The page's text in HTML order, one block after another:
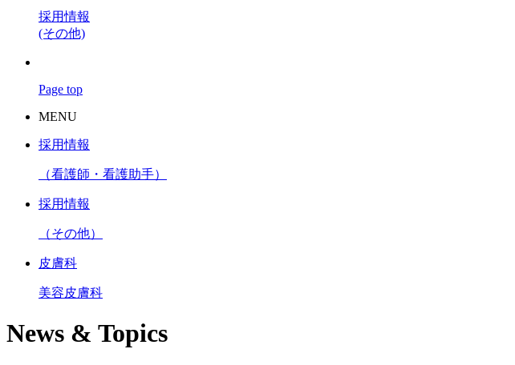
採用情報
(その他)
Page top
MENU
採用情報
（看護師・看護助手）
採用情報
（その他）
皮膚科
美容皮膚科
News & Topics